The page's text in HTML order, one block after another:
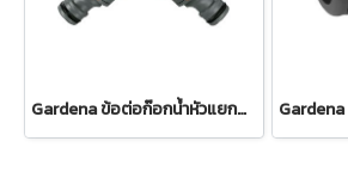
Gardena ข้อต่อก๊อกน้ำหัวแยกสองทาง 26.5 มม. (3/4") (00938-20)